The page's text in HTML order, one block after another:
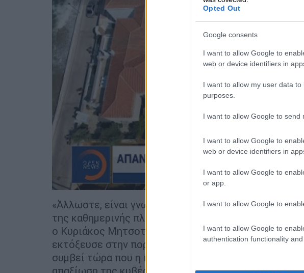
Opted Out
Google consents
I want to allow Google to
web or device identifiers in
I want to allow my user data
purposes.
I want to allow Google to send
I want to allow Google to
web or device identifiers in
I want to allow Google to
or app.
I want to allow Google to
I want to allow Google to
authentication functionality
video
«Άλλωστε, είναι γνωστό σε όλους ποια είναι η μία
της καθημερινής πλέον επιχείρησης τοξικότητας
ο Κυριάκος Μητσοτάκης. Αν αναλογιστεί κανείς
εκτόξευσε στην πορεία του από το 41% στο 28%,
συμβεί τώρα που η πτώση επιταχύνεται οδηγώντας